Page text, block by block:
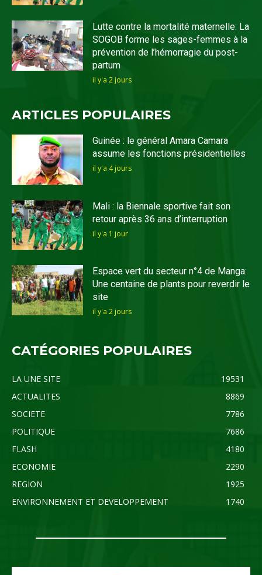
Lutte contre la mortalité maternelle: La
SOGOB forme les sages-femmes à la
prévention de l’hémorragie du post-
partum
il y'a 2 jours
ARTICLES POPULAIRES
Guinée : le général Amara Camara
assume les fonctions présidentielles
il y'a 4 jours
Mali : la Biennale sportive fait son
retour après 36 ans d’interruption
il y'a 1 jour
Espace vert du secteur n°4 de Manga:
Une centaine de plants pour reverdir le
site
il y'a 2 jours
CATÉGORIES POPULAIRES
LA UNE SITE
19531
ACTUALITES
8869
SOCIETE
7786
POLITIQUE
7686
FLASH
4180
ECONOMIE
2290
REGION
1925
ENVIRONNEMENT ET DEVELOPPEMENT
1740